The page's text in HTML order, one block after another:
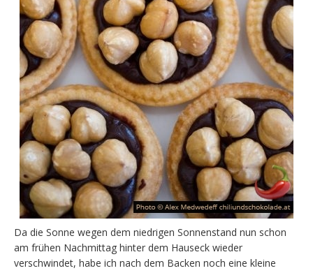
Da die Sonne wegen dem niedrigen Sonnenstand nun schon
am frühen Nachmittag hinter dem Hauseck wieder
verschwindet, habe ich nach dem Backen noch eine kleine